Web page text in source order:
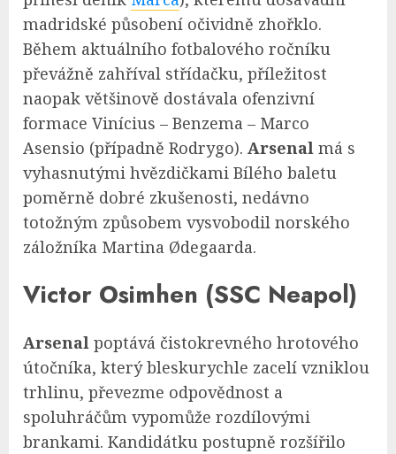
madridské působení očividně zhořklo.
Během aktuálního fotbalového ročníku
převážně zahříval střídačku, příležitost
naopak většinově dostávala ofenzivní
formace Vinícius – Benzema – Marco
Asensio (případně Rodrygo). Arsenal má s
vyhasnutými hvězdičkami Bílého baletu
poměrně dobré zkušenosti, nedávno
totožným způsobem vysvobodil norského
záložníka Martina Ødegaarda.
Victor Osimhen (SSC Neapol)
Arsenal poptává čistokrevného hrotového
útočníka, který bleskurychle zacelí vzniklou
trhlinu, převezme odpovědnost a
spoluhráčům vypomůže rozdílovými
brankami. Kandidátku postupně rozšířilo